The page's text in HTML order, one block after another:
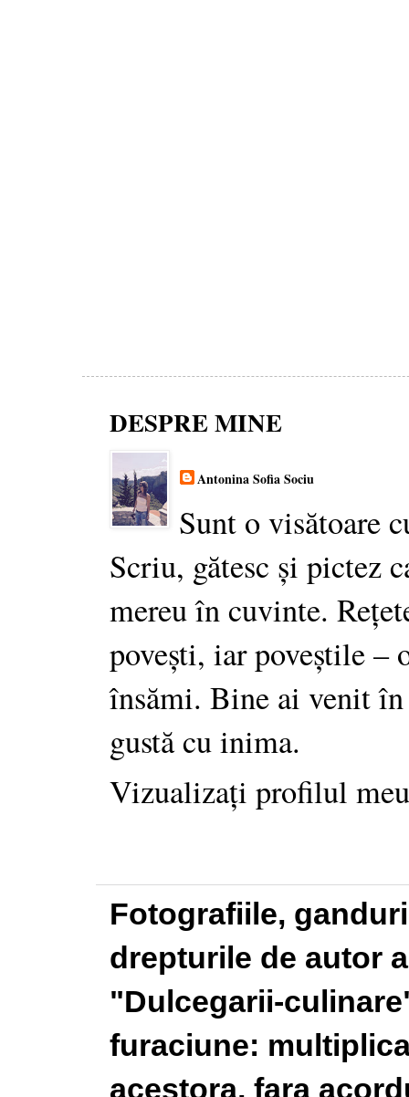
DESPRE MINE
Antonina Sofia Sociu
Sunt o visătoare
Scriu, gătesc și pictez
mereu în cuvinte.
povești, iar poveștile –
însămi. Bine ai venit
gustă cu inima.
Vizualizați profilul
Fotografiile,
drepturile de autor
"Dulcegarii-
furaciune:
acestora, fara